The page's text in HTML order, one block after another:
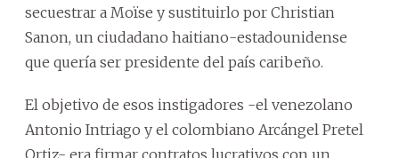
secuestrar a Moïse y sustituirlo por Christian
Sanon, un ciudadano haitiano-estadounidense
que quería ser presidente del país caribeño.
El objetivo de esos instigadores -el venezolano
Antonio Intriago y el colombiano Arcángel Pretel
Ortiz- era firmar contratos lucrativos con un